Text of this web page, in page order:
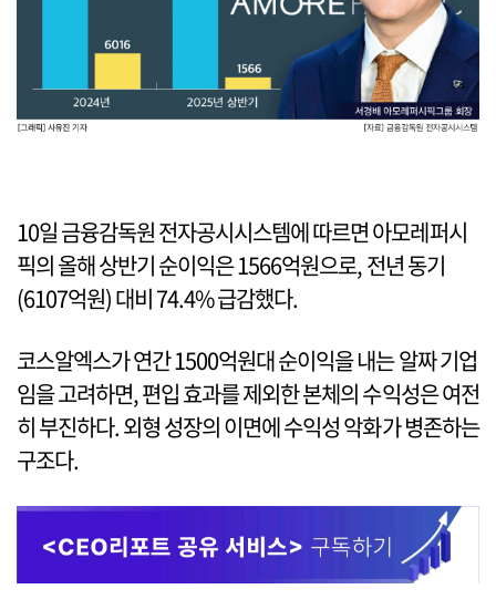
10일 금융감독원 전자공시시스템에 따르면 아모레퍼시
픽의 올해 상반기 순이익은 1566억원으로, 전년 동기
(6107억원) 대비 74.4% 급감했다.
코스알엑스가 연간 1500억원대 순이익을 내는 알짜 기업
임을 고려하면, 편입 효과를 제외한 본체의 수익성은 여전
히 부진하다. 외형 성장의 이면에 수익성 악화가 병존하는
구조다.